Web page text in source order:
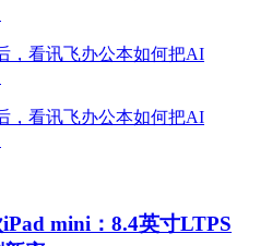
mini：8.4英寸LTPS